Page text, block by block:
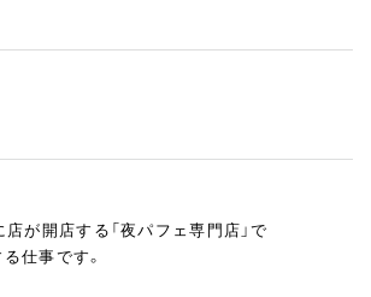
が開店する「夜パフェ専門店」で
仕事です。